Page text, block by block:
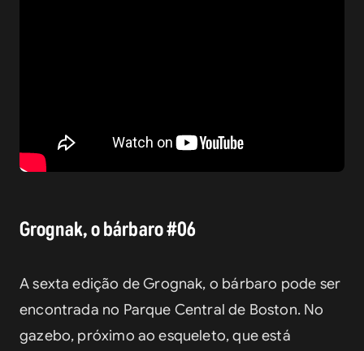
Grognak, o bárbaro #06
A sexta edição de Grognak, o bárbaro pode ser
encontrada no Parque Central de Boston. No
gazebo, próximo ao esqueleto, que está